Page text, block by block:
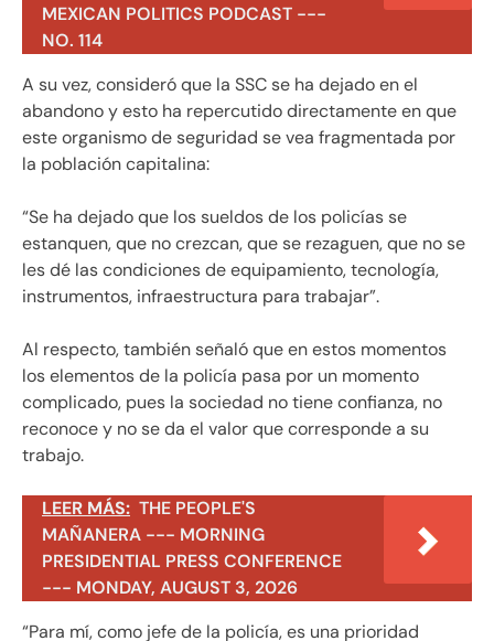
MEXICAN POLITICS PODCAST ---
NO. 114
A su vez, consideró que la SSC se ha dejado en el
abandono y esto ha repercutido directamente en que
este organismo de seguridad se vea fragmentada por
la población capitalina:
“Se ha dejado que los sueldos de los policías se
estanquen, que no crezcan, que se rezaguen, que no se
les dé las condiciones de equipamiento, tecnología,
instrumentos, infraestructura para trabajar”.
Al respecto, también señaló que en estos momentos
los elementos de la policía pasa por un momento
complicado, pues la sociedad no tiene confianza, no
reconoce y no se da el valor que corresponde a su
trabajo.
LEER MÁS: THE PEOPLE'S
MAÑANERA --- MORNING
PRESIDENTIAL PRESS CONFERENCE
--- MONDAY, AUGUST 3, 2026
“Para mí, como jefe de la policía, es una prioridad